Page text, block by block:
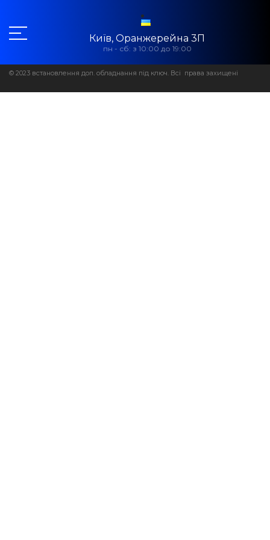
Київ, Оранжерейна 3П
пн - сб: з 10:00 до 19:00
© 2023 встановлення доп. обладнання під ключ. Всі права захищені